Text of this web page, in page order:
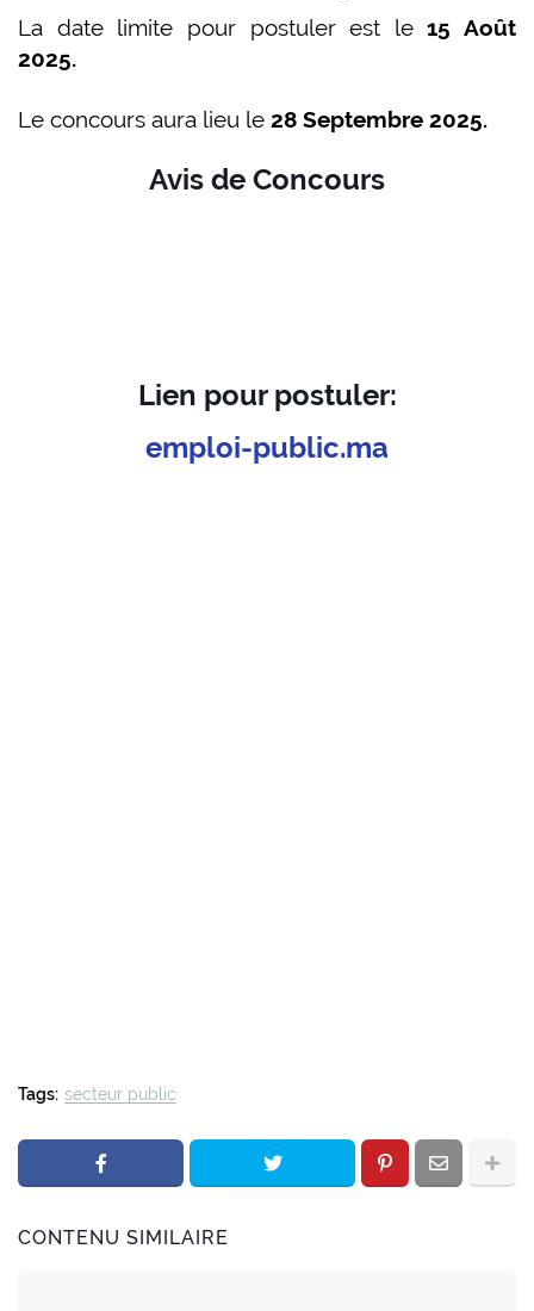
La date limite pour postuler est le15 Août
2025.
Le concours aura lieu le 28 Septembre 2025.
Avis de Concours
Lien pour postuler:
emploi-public.ma
Tags: secteur public
CONTENU SIMILAIRE